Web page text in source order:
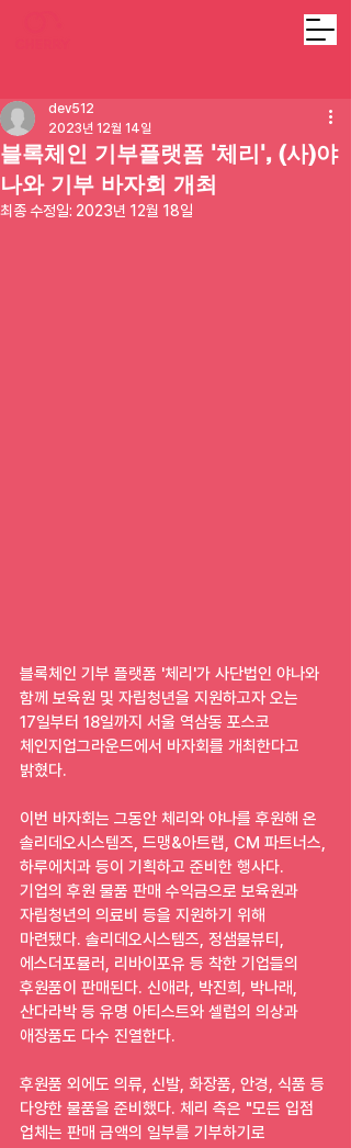
블록체인 기부플랫폼 '체리', (사)야
나와 기부 바자회 개최
dev512
2023년 12월 14일
최종 수정일: 2023년 12월 18일
블록체인 기부 플랫폼 '체리'가 사단법인 야나와
함께 보육원 및 자립청년을 지원하고자 오는
17일부터 18일까지 서울 역삼동 포스코
체인지업그라운드에서 바자회를 개최한다고
밝혔다.
이번 바자회는 그동안 체리와 야나를 후원해 온
솔리데오시스템즈, 드맹&아트랩, CM 파트너스,
하루에치과 등이 기획하고 준비한 행사다.
기업의 후원 물품 판매 수익금으로 보육원과
자립청년의 의료비 등을 지원하기 위해
마련됐다. 솔리데오시스템즈, 정샘물뷰티,
에스더포뮬러, 리바이포유 등 착한 기업들의
후원품이 판매된다. 신애라, 박진희, 박나래,
산다라박 등 유명 아티스트와 셀럽의 의상과
애장품도 다수 진열한다.
후원품 외에도 의류, 신발, 화장품, 안경, 식품 등
다양한 물품을 준비했다. 체리 측은 "모든 입점
업체는 판매 금액의 일부를 기부하기로